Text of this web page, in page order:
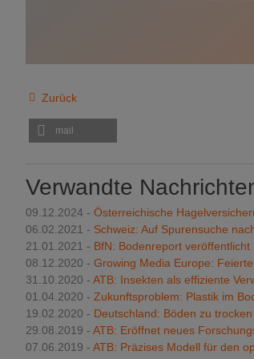
Zurück
mail
Verwandte
09.12.2024 - Österreichische
06.02.2021 - Schweiz: Auf Spurensuche
21.01.2021 - BfN: Bodenreport veröffentlicht
08.12.2020 - Growing Media Europe:
31.10.2020 - ATB: Insekten als effiziente
01.04.2020 - Zukunftsproblem: Plastik im
19.02.2020 - Deutschland: Böden zu trocken
29.08.2019 - ATB: Eröffnet neues
07.06.2019 - ATB: Präzises Modell für den